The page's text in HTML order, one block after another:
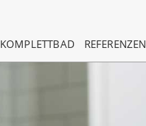
KOMPLETTBAD REFERENZEN